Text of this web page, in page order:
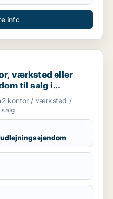
info
eller
værksted eller
til salg i
kontor / værksted /